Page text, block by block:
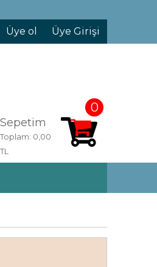
Üye ol Üye Girişi
Sepetim
0
Toplam: 0,00
TL